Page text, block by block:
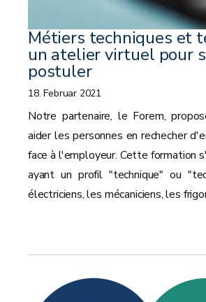
Métiers techniques et
un atelier virtuel pour
postuler
18. Februar 2021
Notre partenaire, le Forem,
aider les personnes en rechecher
face à l'employeur. Cette formation
ayant un profil "technique" ou
électriciens, les mécaniciens, les